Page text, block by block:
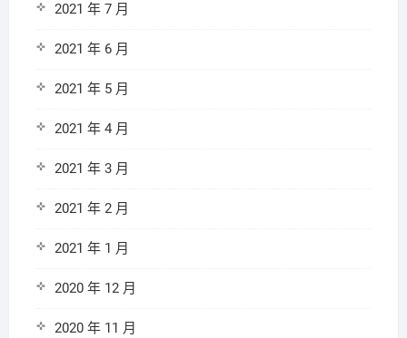
2021 年 7 月
2021 年 6 月
2021 年 5 月
2021 年 4 月
2021 年 3 月
2021 年 2 月
2021 年 1 月
2020 年 12 月
2020 年 11 月